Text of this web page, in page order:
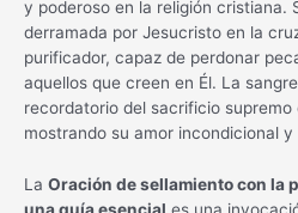
y poderoso en la religión cristiana.
derramada por Jesucristo en la
purificador, capaz de perdonar
aquellos que creen en Él. La
recordatorio del sacrificio supremo
mostrando su amor incondicional
La Oración de sellamiento con la